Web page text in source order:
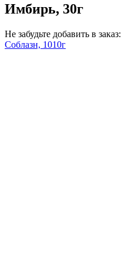
Имбирь, 30г
Не забудьте добавить в заказ:
Соблазн, 1010г